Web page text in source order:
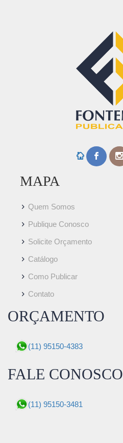
MAPA
Quem Somos
Publique Conosco
Solicite Orçamento
Catálogo
Como Publicar
Contato
ORÇAMENTO
(11) 95150-4383
FALE CONOSCO
(11) 95150-3481